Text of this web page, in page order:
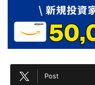
Post